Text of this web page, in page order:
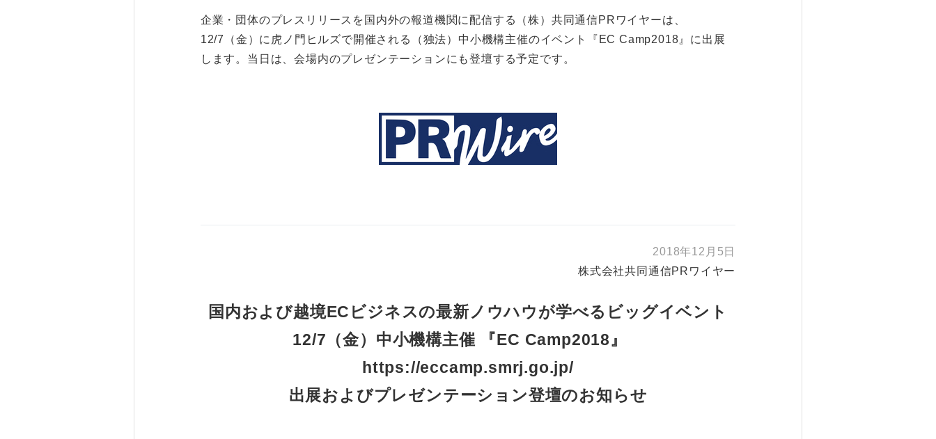
企業・団体のプレスリリースを国内外の報道機関に配信する（株）共同通信PRワイヤーは、
12/7（金）に虎ノ門ヒルズで開催される（独法）中小機構主催のイベント『EC Camp2018』に出展
します。当日は、会場内のプレゼンテーションにも登壇する予定です。
2018年12月5日
株式会社共同通信PRワイヤー
国内および越境ECビジネスの最新ノウハウが学べるビッグイベント
12/7（金）中小機構主催 『EC Camp2018』
https://eccamp.smrj.go.jp/
出展およびプレゼンテーション登壇のお知らせ